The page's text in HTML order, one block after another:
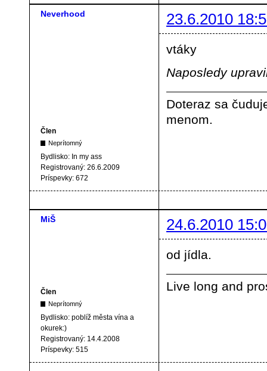
Neverhood 23.6.2010
Člen
Neprítomný
Bydlisko: In my ass
Registrovaný: 26.6.2009
Príspevky: 672
vtáky
Naposledy
Doteraz sa
menom.
MiŠ 24.6.2010
Člen
Neprítomný
Bydlisko: poblíž města vína a
okurek:)
Registrovaný: 14.4.2008
Príspevky: 515
od jídla.
Live long and